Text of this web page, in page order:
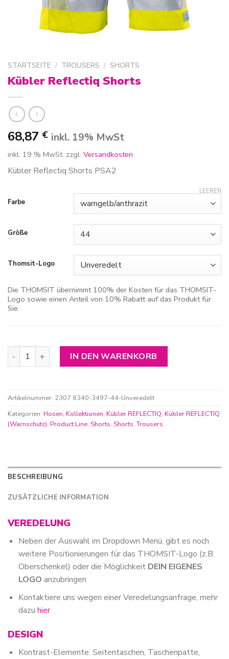
STARTSEITE / TROUSERS / SHORTS
Kübler Reflectiq Shorts
68,87 € inkl. 19% MwSt
inkl. 19 % MwSt. zzgl. Versandkosten
Kübler Reflectiq Shorts PSA2
Farbe
Größe
Thomsit-Logo
LEEREN
Die THOMSIT übernimmt 100% der Kosten für das THOMSIT-
Logo sowie einen Anteil von 10% Rabatt auf das Produkt für
Sie.
Kübler Reflectiq Shorts MengeIN DEN WARENKORB
Artikelnummer: 2307 8340-3497-44-Unveredelt
Kategorien: Hosen, Kollektionen, Kübler REFLECTIQ, Kübler REFLECTIQ
(Warnschutz), Product Line, Shorts, Shorts,Trousers
BESCHREIBUNG
ZUSÄTZLICHE INFORMATION
VEREDELUNG
Neben der Auswahl im Dropdown Menü, gibt es noch
weitere Positionierungen für das THOMSIT-Logo (z.B.
Oberschenkel) oder die Möglichkeit DEIN EIGENES
LOGO anzubringen
Kontaktiere uns wegen einer Veredelungsanfrage, mehr
dazu hier
DESIGN
Kontrast-Elemente: Seitentaschen, Taschenpatte,